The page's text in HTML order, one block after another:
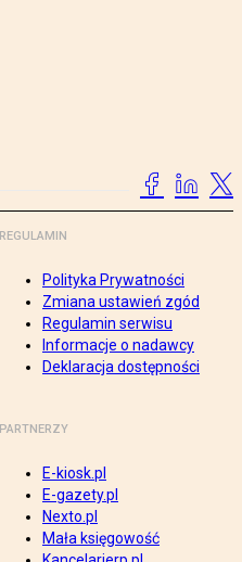
REGULAMIN
Polityka Prywatności
Zmiana ustawień zgód
Regulamin serwisu
Informacje o nadawcy
Deklaracja dostępności
PARTNERZY
E-kiosk.pl
E-gazety.pl
Nexto.pl
Mała księgowość